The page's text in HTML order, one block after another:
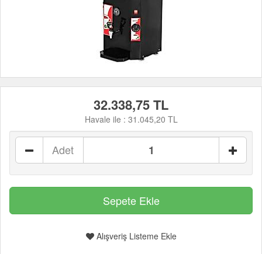
32.338,75 TL
Havale ile : 31.045,20 TL
Adet
Alışveriş Listeme Ekle